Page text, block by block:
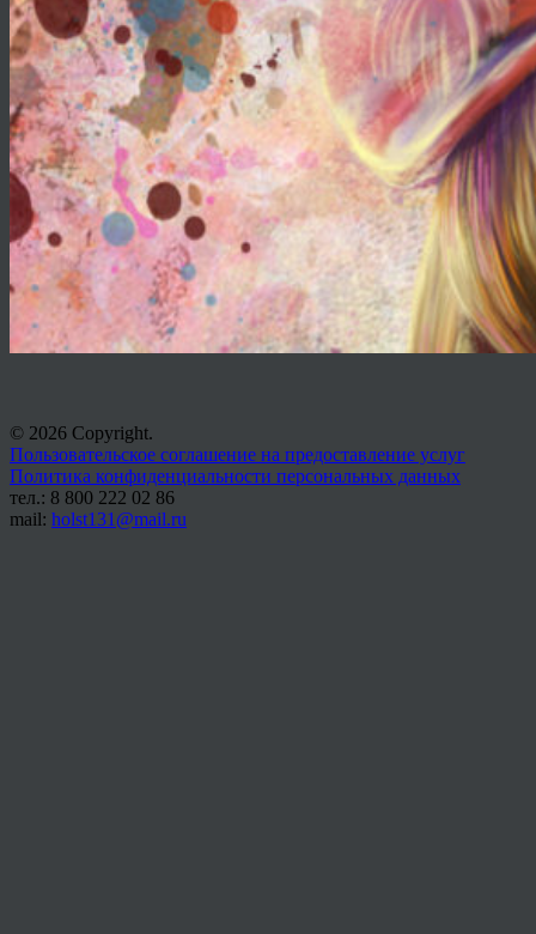
© 2026 Copyright.
Пользовательское соглашение на предоставление услуг
Политика конфиденциальности персональных данных
тел.: 8 800 222 02 86
mail: holst131@mail.ru